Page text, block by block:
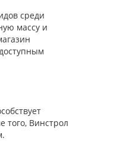
среди
массу и
того, Винстрол